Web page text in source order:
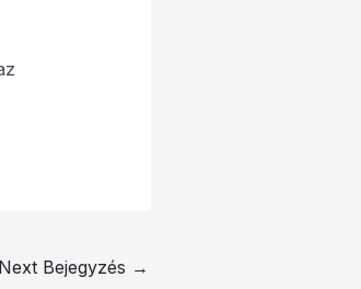
Next Bejegyzés →